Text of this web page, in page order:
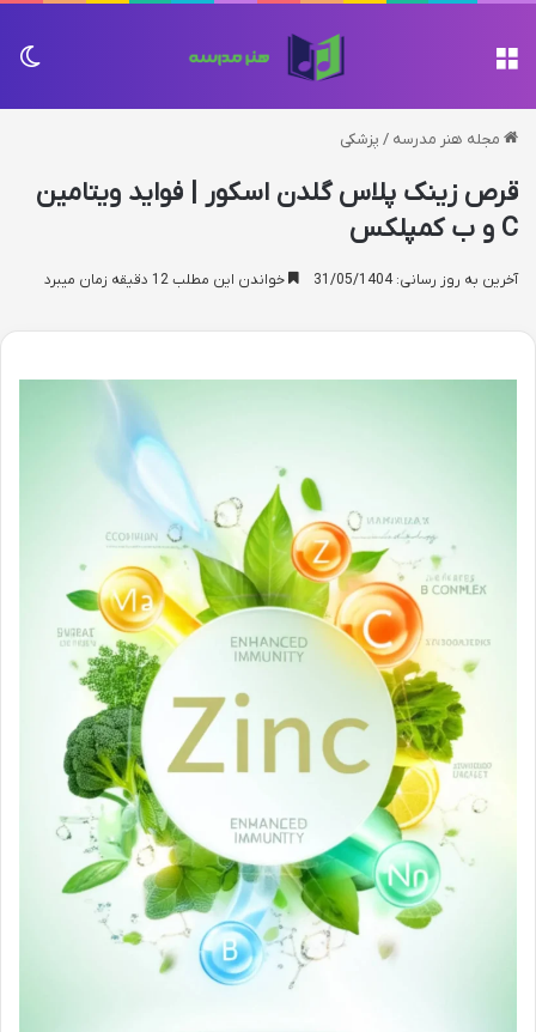
مجله هنر مدرسه / پزشکی
قرص زینک پلاس گلدن اسکور | فواید ویتامین
C و ب کمپلکس
آخرین به روز رسانی: 31/05/1404 خواندن این مطلب 12 دقیقه زمان میبرد